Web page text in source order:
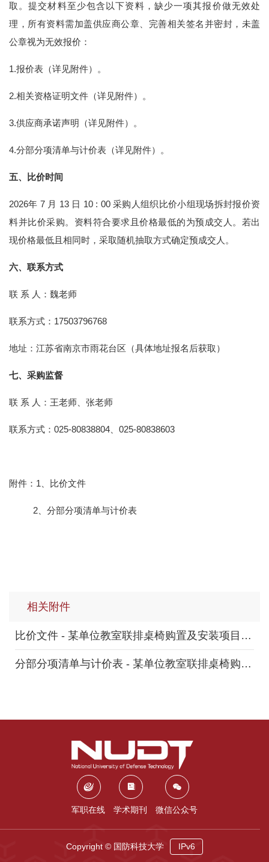
取。提交材料至少包含以下资料，缺少一项其报价做无效处
理，所有资料需加盖供应商公章、完善相关签名并密封，未盖
公章视为无效报价：
1.报价表（详见附件）。
2.相关资格证明文件（详见附件）。
3.供应商承诺声明（详见附件）。
4.分部分项清单与计价表（详见附件）。
五、比价时间
2026年 7 月 13 日 10 : 00 采购人组织比价小组现场拆封报价资
料并比价采购。资料符合要求且价格最低的为预成交人。若出
现价格最低且相同时，采取随机抽取方式确定预成交人。
六、联系方式
联 系 人：魏老师
联系方式：17503796768
地址：江苏省南京市雨花台区（具体地址报名后获取）
七、采购监督
联 系 人：王老师、张老师
联系方式：025-80838804、025-80838603
附件：1、比价文件
2、分部分项清单与计价表
相关附件
比价文件 - 某单位教室联排桌椅购置及安装项目.docx
分部分项清单与计价表 - 某单位教室联排桌椅购置及安装项目.xlsx
军职在线 学术期刊 微信公众号
Copyright © 国防科技大学 IPv6